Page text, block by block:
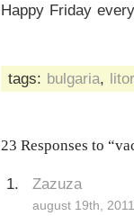
Happy Friday
tags: bulgaria,
23 Responses to
Zazuza
august 19th,